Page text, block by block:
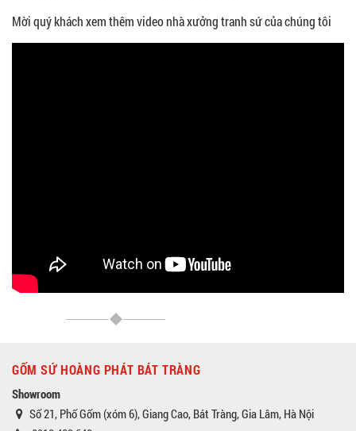
Mời quý khách xem thêm video nhà xưởng tranh sứ của chúng tôi
GỐM SỨ HOÀNG PHÁT BÁT TRÀNG
Showroom
Số 21, Phố Gốm (xóm 6), Giang Cao, Bát Tràng, Gia Lâm, Hà Nội